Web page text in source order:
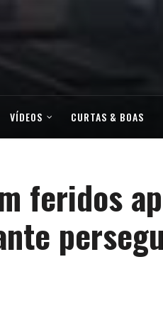
VÍDEOS CURTAS & BOAS
feridos